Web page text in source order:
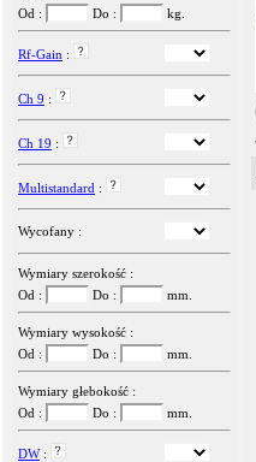
Od :
Do : kg.
Rf-Gain :
Ch 9 :
Ch 19 :
Multistandard :
Wycofany :
Wymiary szerokość :
Od :
Do : mm.
Wymiary wysokość :
Od :
Do : mm.
Wymiary głebokość :
Od :
Do : mm.
DW: